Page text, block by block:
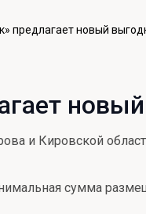
Система
Архив
Подбор
Кешбэк
предлагает новый
и Кировской
сумма